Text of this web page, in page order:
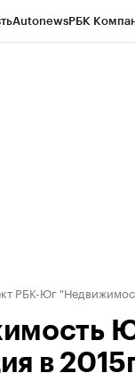
AutonewsРБК
РБК-Юг
в